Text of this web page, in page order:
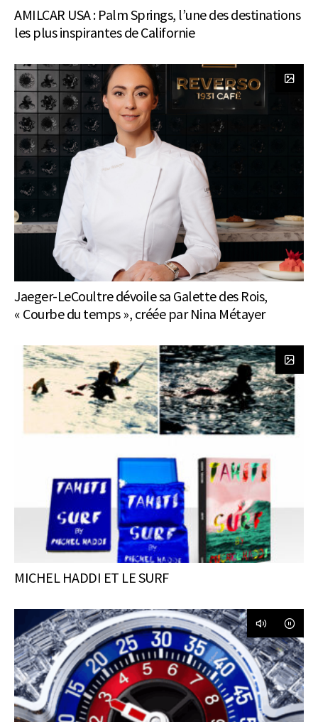
AMILCAR USA : Palm Springs, l’une des destinations
les plus inspirantes de Californie
Jaeger-LeCoultre dévoile sa Galette des Rois,
« Courbe du temps », créée par Nina Métayer
MICHEL HADDI ET LE SURF